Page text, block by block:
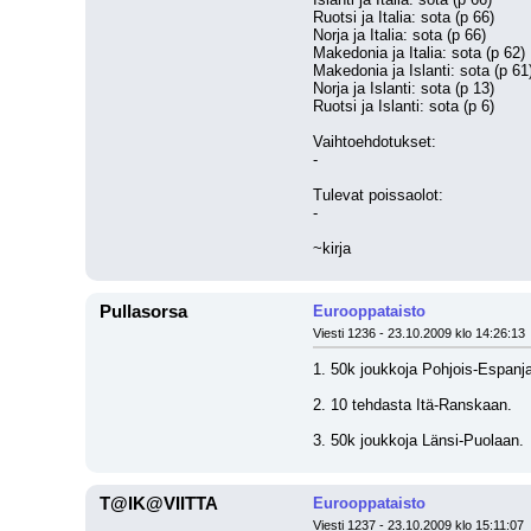
Ruotsi ja Italia: sota (p 66)
Norja ja Italia: sota (p 66)
Makedonia ja Italia: sota (p 62)
Makedonia ja Islanti: sota (p
Norja ja Islanti: sota (p 13)
Ruotsi ja Islanti: sota (p 6)
Vaihtoehdotukset:
-
Tulevat poissaolot:
-
~kirja
Pullasorsa Eurooppataisto
Viesti 1236 - 23.10.2009 klo 14:26:13
1. 50k joukkoja Pohjois-
2. 10 tehdasta Itä-Ranskaan.
3. 50k joukkoja Länsi-Puolaan.
T@IK@VIITTA Eurooppataisto
Viesti 1237 - 23.10.2009 klo 15:11:07